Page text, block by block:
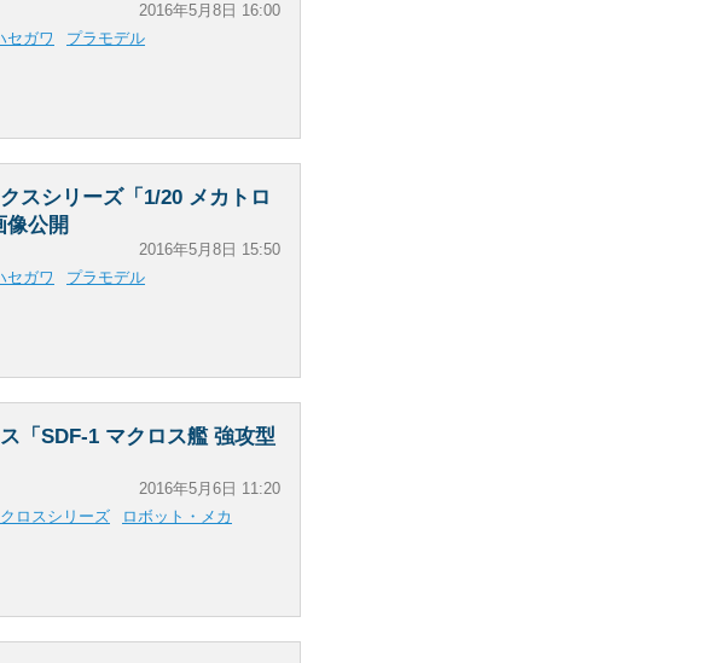
2016年5月8日 16:00
セガワ
プラモデル
スシリーズ「1/20 メカトロ
像公開
2016年5月8日 15:50
セガワ
プラモデル
「SDF-1 マクロス艦 強攻型
2016年5月6日 11:20
ロスシリーズ
ロボット・メカ